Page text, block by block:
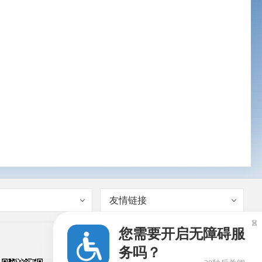
友情链接
您需要开启无障碍服
务吗？
